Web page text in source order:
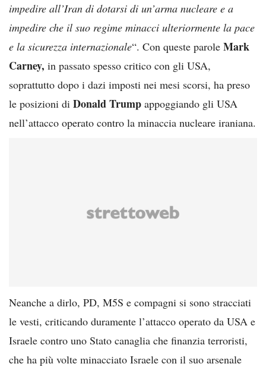
impedire all’Iran di dotarsi di un’arma nucleare e a
impedire che il suo regime minacci ulteriormente la pace
e la sicurezza internazionale“. Con queste parole Mark
Carney, in passato spesso critico con gli USA,
soprattutto dopo i dazi imposti nei mesi scorsi, ha preso
le posizioni di Donald Trump appoggiando gli USA
nell’attacco operato contro la minaccia nucleare iraniana.
Neanche a dirlo, PD, M5S e compagni si sono stracciati
le vesti, criticando duramente l’attacco operato da USA e
Israele contro uno Stato canaglia che finanzia terroristi,
che ha più volte minacciato Israele con il suo arsenale